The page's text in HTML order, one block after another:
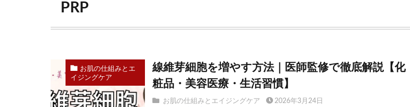
PRP
お肌の仕組みとエ
イジングケア
線維芽細胞を増やす方法｜医師監修で徹底解説【化
粧品・美容医療・生活習慣】
お肌の仕組みとエイジングケア 2026年3月24日